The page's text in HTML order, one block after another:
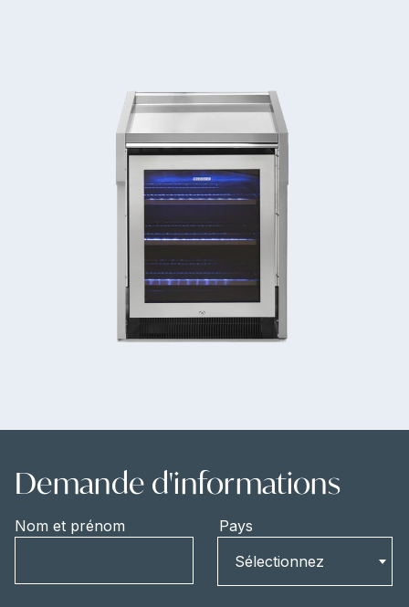
Demande d'informations
Nom et prénom
Pays
Sélectionnez